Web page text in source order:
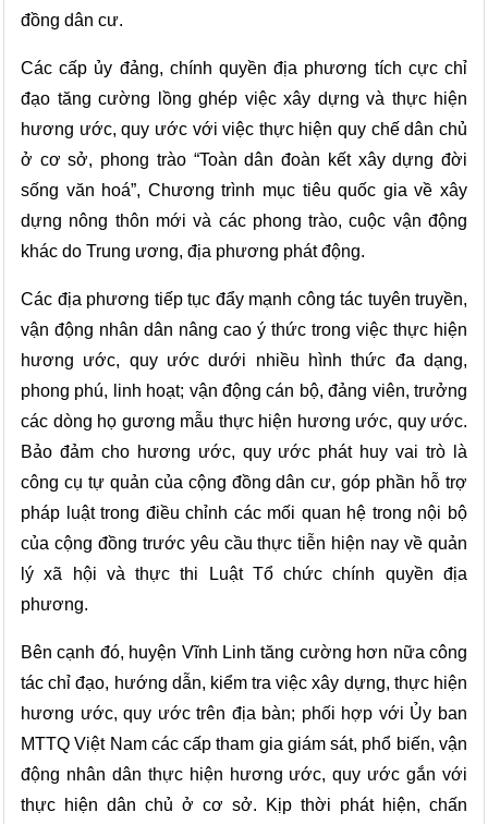
đồng dân cư.
Các cấp ủy đảng, chính quyền địa phương tích cực chỉ
đạo tăng cường lồng ghép việc xây dựng và thực hiện
hương ước, quy ước với việc thực hiện quy chế dân chủ
ở cơ sở, phong trào “Toàn dân đoàn kết xây dựng đời
sống văn hoá”, Chương trình mục tiêu quốc gia về xây
dựng nông thôn mới và các phong trào, cuộc vận động
khác do Trung ương, địa phương phát động.
Các địa phương tiếp tục đẩy mạnh công tác tuyên truyền,
vận động nhân dân nâng cao ý thức trong việc thực hiện
hương ước, quy ước dưới nhiều hình thức đa dạng,
phong phú, linh hoạt; vận động cán bộ, đảng viên, trưởng
các dòng họ gương mẫu thực hiện hương ước, quy ước.
Bảo đảm cho hương ước, quy ước phát huy vai trò là
công cụ tự quản của cộng đồng dân cư, góp phần hỗ trợ
pháp luật trong điều chỉnh các mối quan hệ trong nội bộ
của cộng đồng trước yêu cầu thực tiễn hiện nay về quản
lý xã hội và thực thi Luật Tổ chức chính quyền địa
phương.
Bên cạnh đó, huyện Vĩnh Linh tăng cường hơn nữa công
tác chỉ đạo, hướng dẫn, kiểm tra việc xây dựng, thực hiện
hương ước, quy ước trên địa bàn; phối hợp với Ủy ban
MTTQ Việt Nam các cấp tham gia giám sát, phổ biến, vận
động nhân dân thực hiện hương ước, quy ước gắn với
thực hiện dân chủ ở cơ sở. Kịp thời phát hiện, chấn